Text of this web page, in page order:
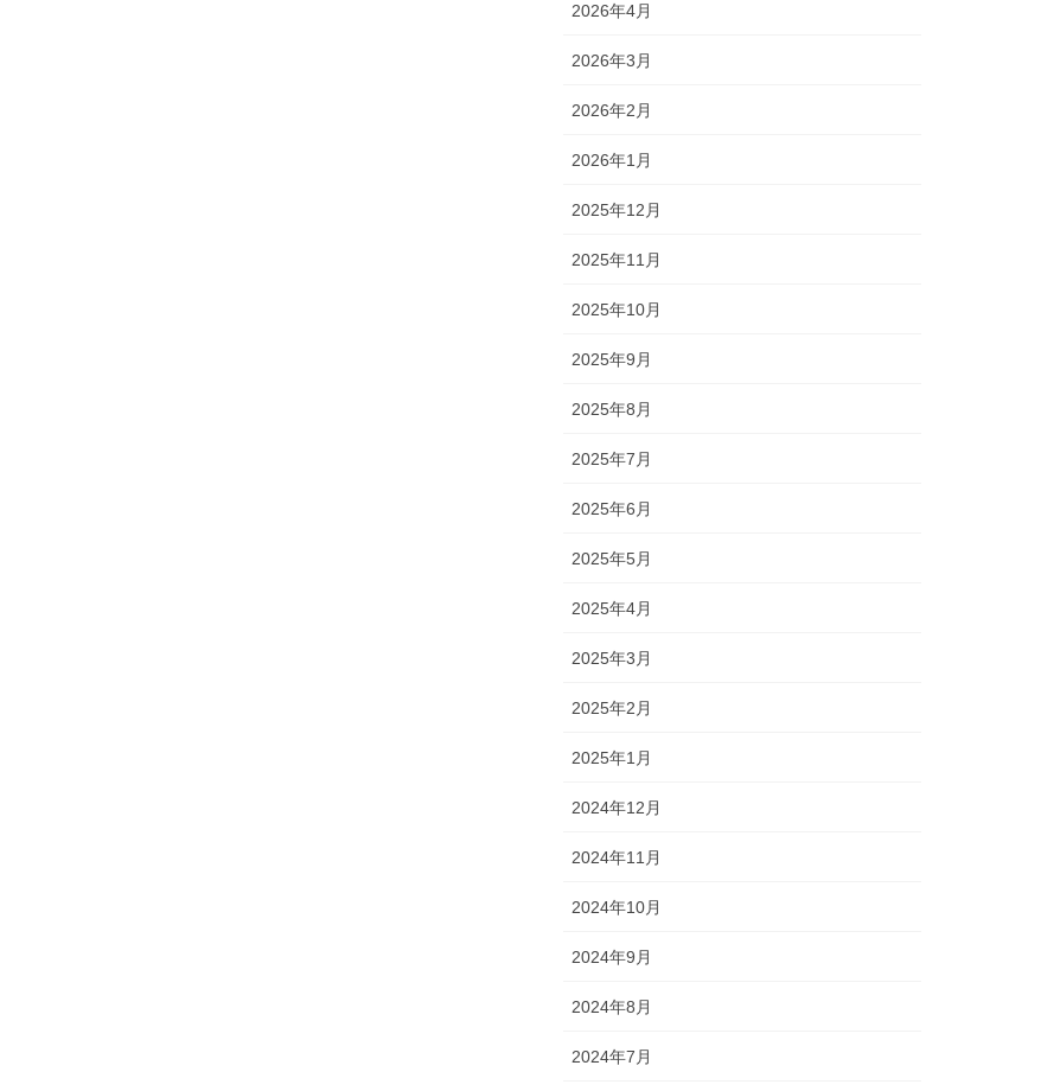
2026年4月
2026年3月
2026年2月
2026年1月
2025年12月
2025年11月
2025年10月
2025年9月
2025年8月
2025年7月
2025年6月
2025年5月
2025年4月
2025年3月
2025年2月
2025年1月
2024年12月
2024年11月
2024年10月
2024年9月
2024年8月
2024年7月